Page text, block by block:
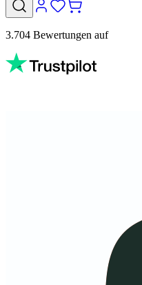
3.704 Bewertungen auf